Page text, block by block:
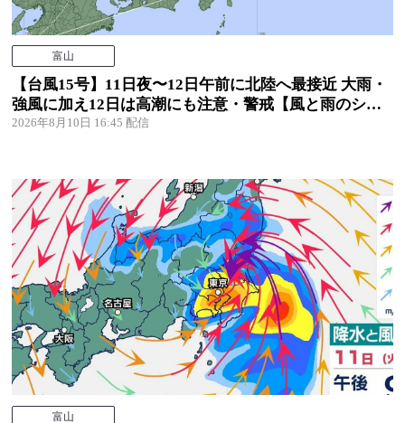
富山
【台風15号】11日夜〜12日午前に北陸へ最接近 大雨・
強風に加え12日は高潮にも注意・警戒【風と雨のシミ
ュレーション】
2026年8月10日 16:45
富山